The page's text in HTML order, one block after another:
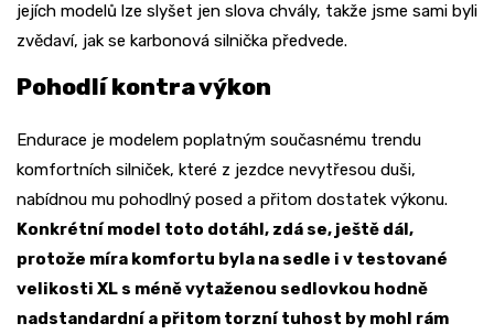
jejích modelů lze slyšet jen slova chvály, takže jsme sami byli
zvědaví, jak se karbonová silnička předvede.
Pohodlí kontra výkon
Endurace je modelem poplatným současnému trendu
komfortních silniček, které z jezdce nevytřesou duši,
nabídnou mu pohodlný posed a přitom dostatek výkonu.
Konkrétní model toto dotáhl, zdá se, ještě dál,
protože míra komfortu byla na sedle i v testované
velikosti XL s méně vytaženou sedlovkou hodně
nadstandardní a přitom torzní tuhost by mohl rám